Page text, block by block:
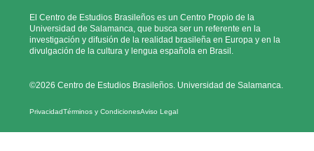
El Centro de Estudios Brasileños es un Centro Propio de la
Universidad de Salamanca, que busca ser un referente en la
investigación y difusión de la realidad brasileña en Europa y en la
divulgación de la cultura y lengua española en Brasil.
©2026 Centro de Estudios Brasileños. Universidad de Salamanca.
PrivacidadTérminos y CondicionesAviso Legal